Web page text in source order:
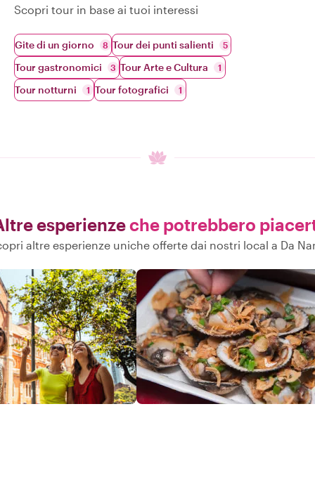
Scopri tour in base ai tuoi interessi
Gite di un giorno 8 Tour dei punti salienti 5
Tour gastronomici 3 Tour Arte e Cultura 1
Tour notturni 1 Tour fotografici 1
esperienzeche potrebbero
altre esperienze uniche offerte dai nostri local a Da